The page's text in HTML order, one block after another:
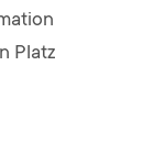
Platz